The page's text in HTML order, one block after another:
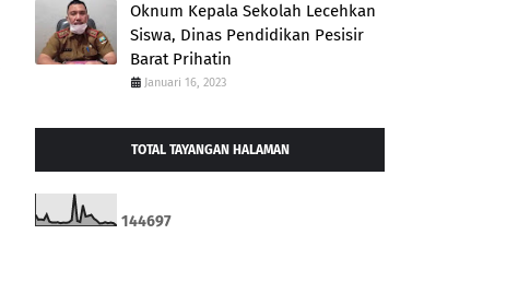
Oknum Kepala Sekolah Lecehkan
Siswa, Dinas Pendidikan Pesisir
Barat Prihatin
Januari 16, 2023
TOTAL TAYANGAN HALAMAN
144697